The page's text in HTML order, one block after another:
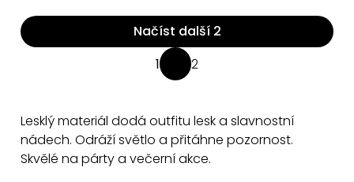
O
v
á
d
a
Načíst další 2
á
n
k
1 2
Lesklý materiál dodá outfitu lesk a slavnostní
nádech. Odráží světlo a přitáhne pozornost.
Skvělé na párty a večerní akce.